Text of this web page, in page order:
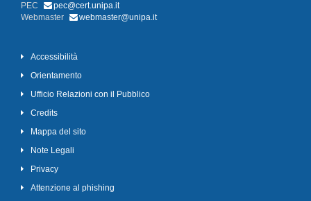
PEC
pec@cert.unipa.it
Webmaster
webmaster@unipa.it
Accessibilità
Orientamento
Ufficio Relazioni con il Pubblico
Credits
Mappa del sito
Note Legali
Privacy
Attenzione al phishing